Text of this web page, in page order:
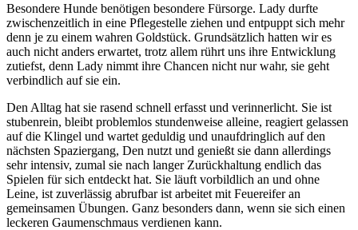
Besondere Hunde benötigen besondere Fürsorge. Lady durfte
zwischenzeitlich in eine Pflegestelle ziehen und entpuppt sich mehr
denn je zu einem wahren Goldstück. Grundsätzlich hatten wir es
auch nicht anders erwartet, trotz allem rührt uns ihre Entwicklung
zutiefst, denn Lady nimmt ihre Chancen nicht nur wahr, sie geht
verbindlich auf sie ein.
Den Alltag hat sie rasend schnell erfasst und verinnerlicht. Sie ist
stubenrein, bleibt problemlos stundenweise alleine, reagiert gelassen
auf die Klingel und wartet geduldig und unaufdringlich auf den
nächsten Spaziergang, Den nutzt und genießt sie dann allerdings
sehr intensiv, zumal sie nach langer Zurückhaltung endlich das
Spielen für sich entdeckt hat. Sie läuft vorbildlich an und ohne
Leine, ist zuverlässig abrufbar ist arbeitet mit Feuereifer an
gemeinsamen Übungen. Ganz besonders dann, wenn sie sich einen
leckeren Gaumenschmaus verdienen kann.